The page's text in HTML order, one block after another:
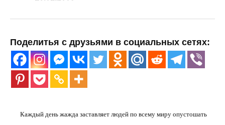
Поделитья с друзьями в социальных сетях:
Каждый день жажда заставляет людей по всему миру опустошать